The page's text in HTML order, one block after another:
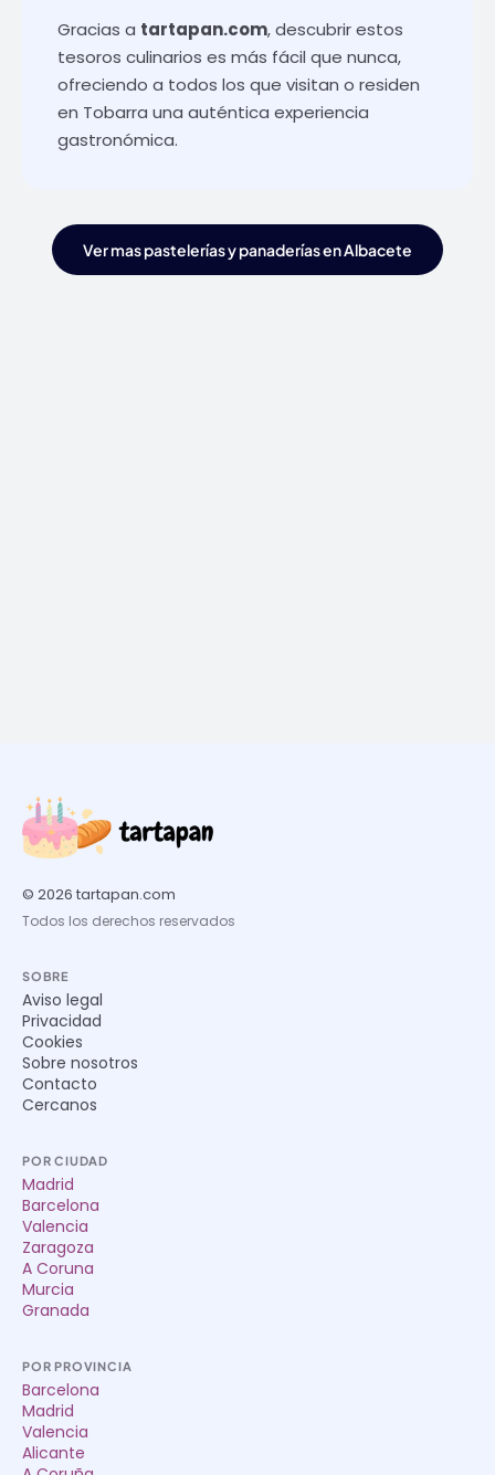
Gracias a tartapan.com, descubrir estos
tesoros culinarios es más fácil que nunca,
ofreciendo a todos los que visitan o residen
en Tobarra una auténtica experiencia
gastronómica.
Ver mas pastelerías y panaderías en Albacete
© 2026 tartapan.com
Todos los derechos reservados
SOBRE
Aviso legal
Privacidad
Cookies
Sobre nosotros
Contacto
Cercanos
POR CIUDAD
Madrid
Barcelona
Valencia
Zaragoza
A Coruna
Murcia
Granada
POR PROVINCIA
Barcelona
Madrid
Valencia
Alicante